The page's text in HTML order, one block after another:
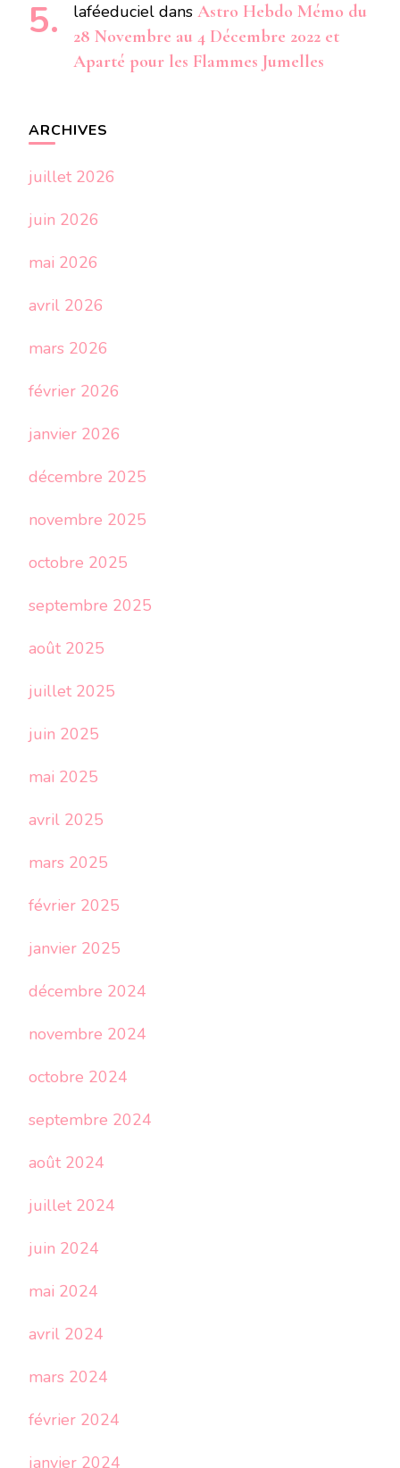
laféeduciel dans Astro Hebdo Mémo du
28 Novembre au 4 Décembre 2022 et
Aparté pour les Flammes Jumelles
ARCHIVES
juillet 2026
juin 2026
mai 2026
avril 2026
mars 2026
février 2026
janvier 2026
décembre 2025
novembre 2025
octobre 2025
septembre 2025
août 2025
juillet 2025
juin 2025
mai 2025
avril 2025
mars 2025
février 2025
janvier 2025
décembre 2024
novembre 2024
octobre 2024
septembre 2024
août 2024
juillet 2024
juin 2024
mai 2024
avril 2024
mars 2024
février 2024
janvier 2024